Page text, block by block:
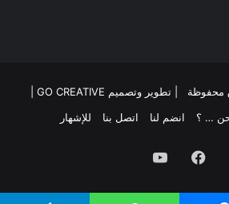
تطوير وتصميم GO CREATIVE
… ؟ انضم لنا اتصل بنا للإشهار
فيسبوك